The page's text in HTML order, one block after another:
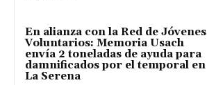
En alianza con la Red de Jóvenes
Voluntarios: Memoria Usach
envía 2 toneladas de ayuda para
damnificados por el temporal en
La Serena